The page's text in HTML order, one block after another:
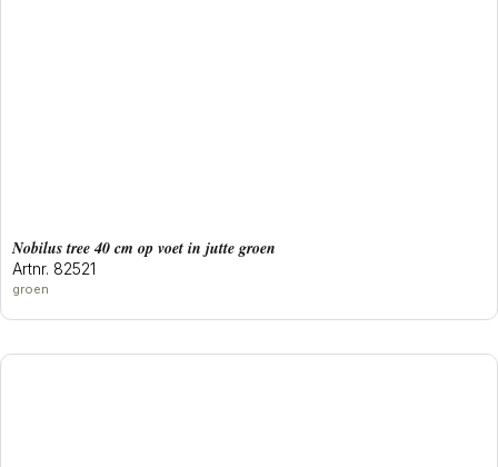
Nobilus tree 40 cm op voet in jutte groen
Artnr. 82521
groen